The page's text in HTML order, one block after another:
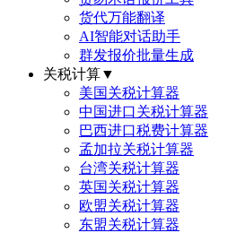
货代万能翻译
AI智能对话助手
群发报价批量生成
关税计算▼
美国关税计算器
中国进口关税计算器
巴西进口税费计算器
孟加拉关税计算器
台湾关税计算器
英国关税计算器
欧盟关税计算器
东盟关税计算器